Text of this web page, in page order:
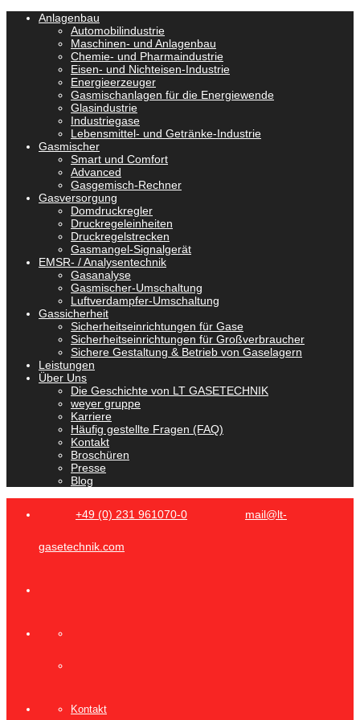
Anlagenbau
Automobilindustrie
Maschinen- und Anlagenbau
Chemie- und Pharmaindustrie
Eisen- und Nichteisen-Industrie
Energieerzeuger
Gasmischanlagen für die Energiewende
Glasindustrie
Industriegase
Lebensmittel- und Getränke-Industrie
Gasmischer
Smart und Comfort
Advanced
Gasgemisch-Rechner
Gasversorgung
Domdruckregler
Druckregeleinheiten
Druckregelstrecken
Gasmangel-Signalgerät
EMSR- / Analysentechnik
Gasanalyse
Gasmischer-Umschaltung
Luftverdampfer-Umschaltung
Gassicherheit
Sicherheitseinrichtungen für Gase
Sicherheitseinrichtungen für Großverbraucher
Sichere Gestaltung & Betrieb von Gaselagern
Leistungen
Über Uns
Die Geschichte von LT GASETECHNIK
weyer gruppe
Karriere
Häufig gestellte Fragen (FAQ)
Kontakt
Broschüren
Presse
Blog
+49 (0) 231 961070-0 mail@lt-
gasetechnik.com
Kontakt